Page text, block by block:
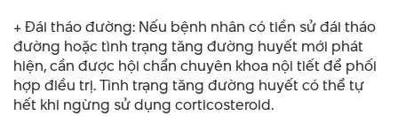
+ Đái tháo đường: Nếu bệnh nhân có tiền sử đái tháo
đường hoặc tình trạng tăng đường huyết mới phát
hiện, cần được hội chẩn chuyên khoa nội tiết để phối
hợp điều trị. Tình trạng tăng đường huyết có thể tự
hết khi ngừng sử dụng corticosteroid.